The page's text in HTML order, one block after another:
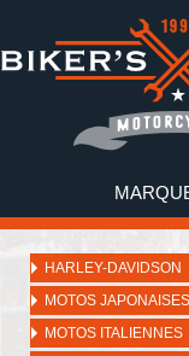
HARLEY-DAVIDSON
MOTOS JAPONAISES
MOTOS ITALIENNES